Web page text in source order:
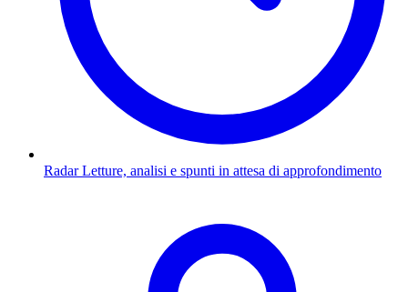
Radar Letture, analisi e spunti in attesa di approfondimento